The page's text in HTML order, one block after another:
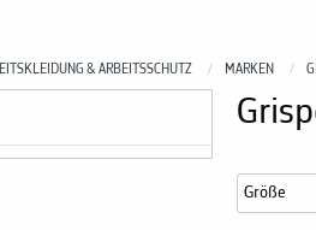
& ARBEITSSCHUTZ MARKEN
Größe